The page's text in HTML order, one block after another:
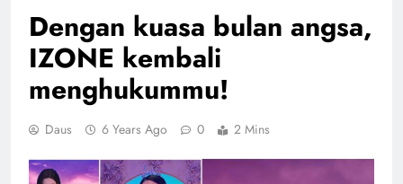
Dengan kuasa bulan angsa,
IZONE kembali
menghukummu!
Daus 6 Years Ago 0 2 Mins